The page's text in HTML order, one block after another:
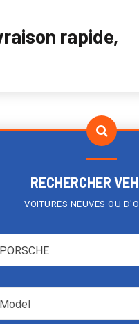
rapide,
RECHERCHER
VOITURES NEUVES OU
PORSCHEPORSCHE
ModelModel